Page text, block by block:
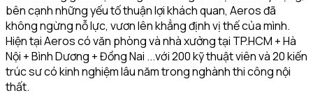
bên cạnh những yếu tố thuận lợi khách quan, Aeros đã
không ngừng nỗ lực, vươn lên khẳng định vị thế của mình.
Hiện tại Aeros có văn phòng và nhà xưởng tại TP.HCM + Hà
Nội + Bình Dương + Đồng Nai ...với 200 kỹ thuật viên và 20 kiến
trúc sư có kinh nghiệm lâu năm trong nghành thi công nội
thất.